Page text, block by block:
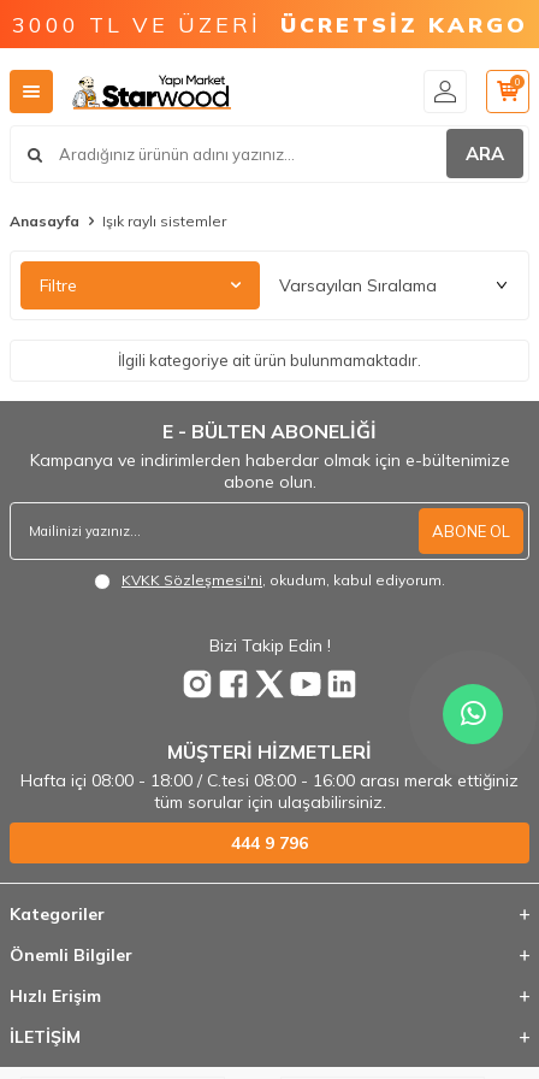
3000 TL VE ÜZERİ ÜCRETSİZ KARGO
ARA
0
Anasayfa Işık raylı sistemler
Filtre
İlgili kategoriye ait ürün bulunmamaktadır.
E - BÜLTEN ABONELİĞİ
Kampanya ve indirimlerden haberdar olmak için e-bültenimize
abone olun.
ABONE OL
KVKK Sözleşmesi'ni, okudum, kabul ediyorum.
Bizi Takip Edin !
MÜŞTERİ HİZMETLERİ
Hafta içi 08:00 - 18:00 / C.tesi 08:00 - 16:00 arası merak ettiğiniz
tüm sorular için ulaşabilirsiniz.
444 9 796
Kategoriler
Önemli Bilgiler
Hızlı Erişim
İLETİŞİM